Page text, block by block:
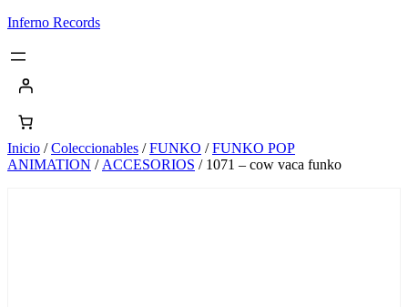
Saltar
contenido
Inferno Records
Inicio /Coleccionables /FUNKO /FUNKO POP
ANIMATION / ACCESORIOS / 1071 – cow vaca funko